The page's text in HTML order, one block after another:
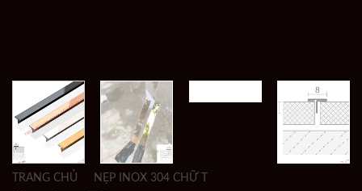
TRANG CHỦ NẸP INOX 304 CHỮ T